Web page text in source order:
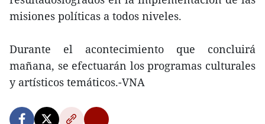
misiones políticas a todos niveles.
Durante el acontecimiento que concluirá
mañana, se efectuarán los programas culturales
y artísticos temáticos.-VNA